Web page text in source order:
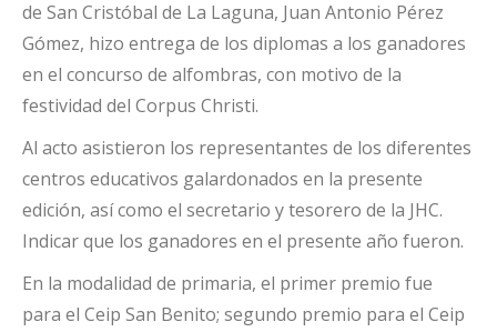
de San Cristóbal de La Laguna, Juan Antonio Pérez
Gómez, hizo entrega de los diplomas a los ganadores
en el concurso de alfombras, con motivo de la
festividad del Corpus Christi.
Al acto asistieron los representantes de los diferentes
centros educativos galardonados en la presente
edición, así como el secretario y tesorero de la JHC.
Indicar que los ganadores en el presente año fueron.
En la modalidad de primaria, el primer premio fue
para el Ceip San Benito; segundo premio para el Ceip